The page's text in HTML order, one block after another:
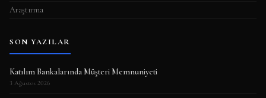
Araştırma
SON YAZILAR
Katılım Bankalarında Müşteri Memnuniyeti
3 Ağustos 2026